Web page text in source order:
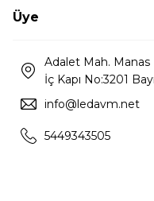
Üye
Adalet Mah. Manas
İç Kapı No:3201
info@ledavm.net
5449343505